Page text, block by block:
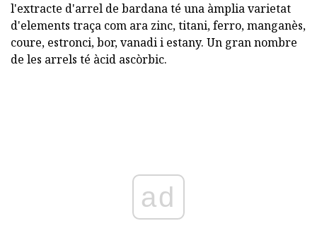
l'extracte d'arrel de bardana té una àmplia varietat
d'elements traça com ara zinc, titani, ferro, manganès,
coure, estronci, bor, vanadi i estany. Un gran nombre
de les arrels té àcid ascòrbic.
ad